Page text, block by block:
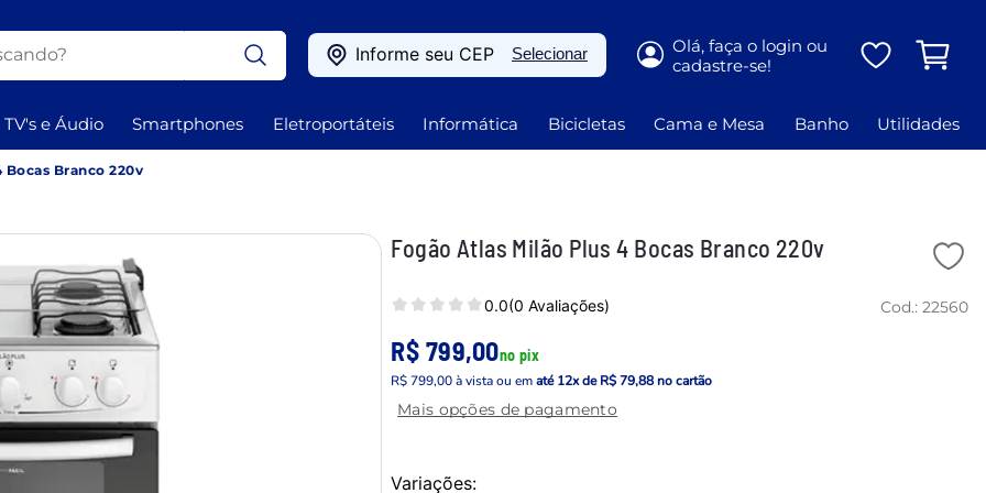
Informe seu CEP Selecionar
TV's e Áudio Smartphones Eletroportáteis Informática Bicicletas Cama e Mesa Banho Utilidades
Branco 220v
Fogão Atlas Milão Plus 4 Bocas Branco 220v
0.0(0 Avaliações) Cod.: 22560
R$ 799,00no pix
R$ 799,00à vistaou ematé12x de R$ 79,88no cartão
Mais opções de pagamento
Variações: